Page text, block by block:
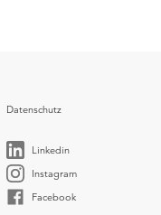
Datenschutz
Linkedin
Instagram
Facebook